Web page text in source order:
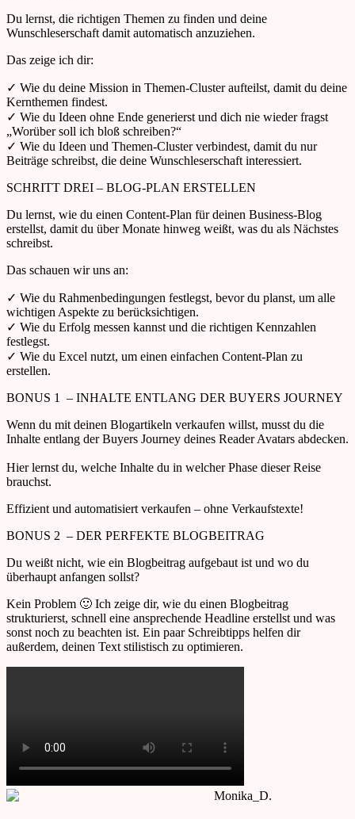
Du lernst, die richtigen Themen zu finden und deine
Wunschleserschaft damit automatisch anzuziehen.
Das zeige ich dir:
✓ Wie du deine Mission in Themen-Cluster aufteilst, damit du deine
Kernthemen findest.
✓ Wie du Ideen ohne Ende generierst und dich nie wieder fragst
„Worüber soll ich bloß schreiben?“
✓ Wie du Ideen und Themen-Cluster verbindest, damit du nur
Beiträge schreibst, die deine Wunschleserschaft interessiert.
SCHRITT DREI – BLOG-PLAN ERSTELLEN
Du lernst, wie du einen Content-Plan für deinen Business-Blog
erstellst, damit du über Monate hinweg weißt, was du als Nächstes
schreibst.
Das schauen wir uns an:
✓ Wie du Rahmenbedingungen festlegst, bevor du planst, um alle
wichtigen Aspekte zu berücksichtigen.
✓ Wie du Erfolg messen kannst und die richtigen Kennzahlen
festlegst.
✓ Wie du Excel nutzt, um einen einfachen Content-Plan zu
erstellen.
BONUS 1 – INHALTE ENTLANG DER BUYERS JOURNEY
Wenn du mit deinen Blogartikeln verkaufen willst, musst du die
Inhalte entlang der Buyers Journey deines Reader Avatars abdecken.
Hier lernst du, welche Inhalte du in welcher Phase dieser Reise
brauchst.
Effizient und automatisiert verkaufen – ohne Verkaufstexte!
BONUS 2 – DER PERFEKTE BLOGBEITRAG
Du weißt nicht, wie ein Blogbeitrag aufgebaut ist und wo du
überhaupt anfangen sollst?
Kein Problem 🙂 Ich zeige dir, wie du einen Blogbeitrag
strukturierst, schnell eine ansprechende Headline erstellst und was
sonst noch zu beachten ist. Ein paar Schreibtipps helfen dir
außerdem, deinen Text stilistisch zu optimieren.